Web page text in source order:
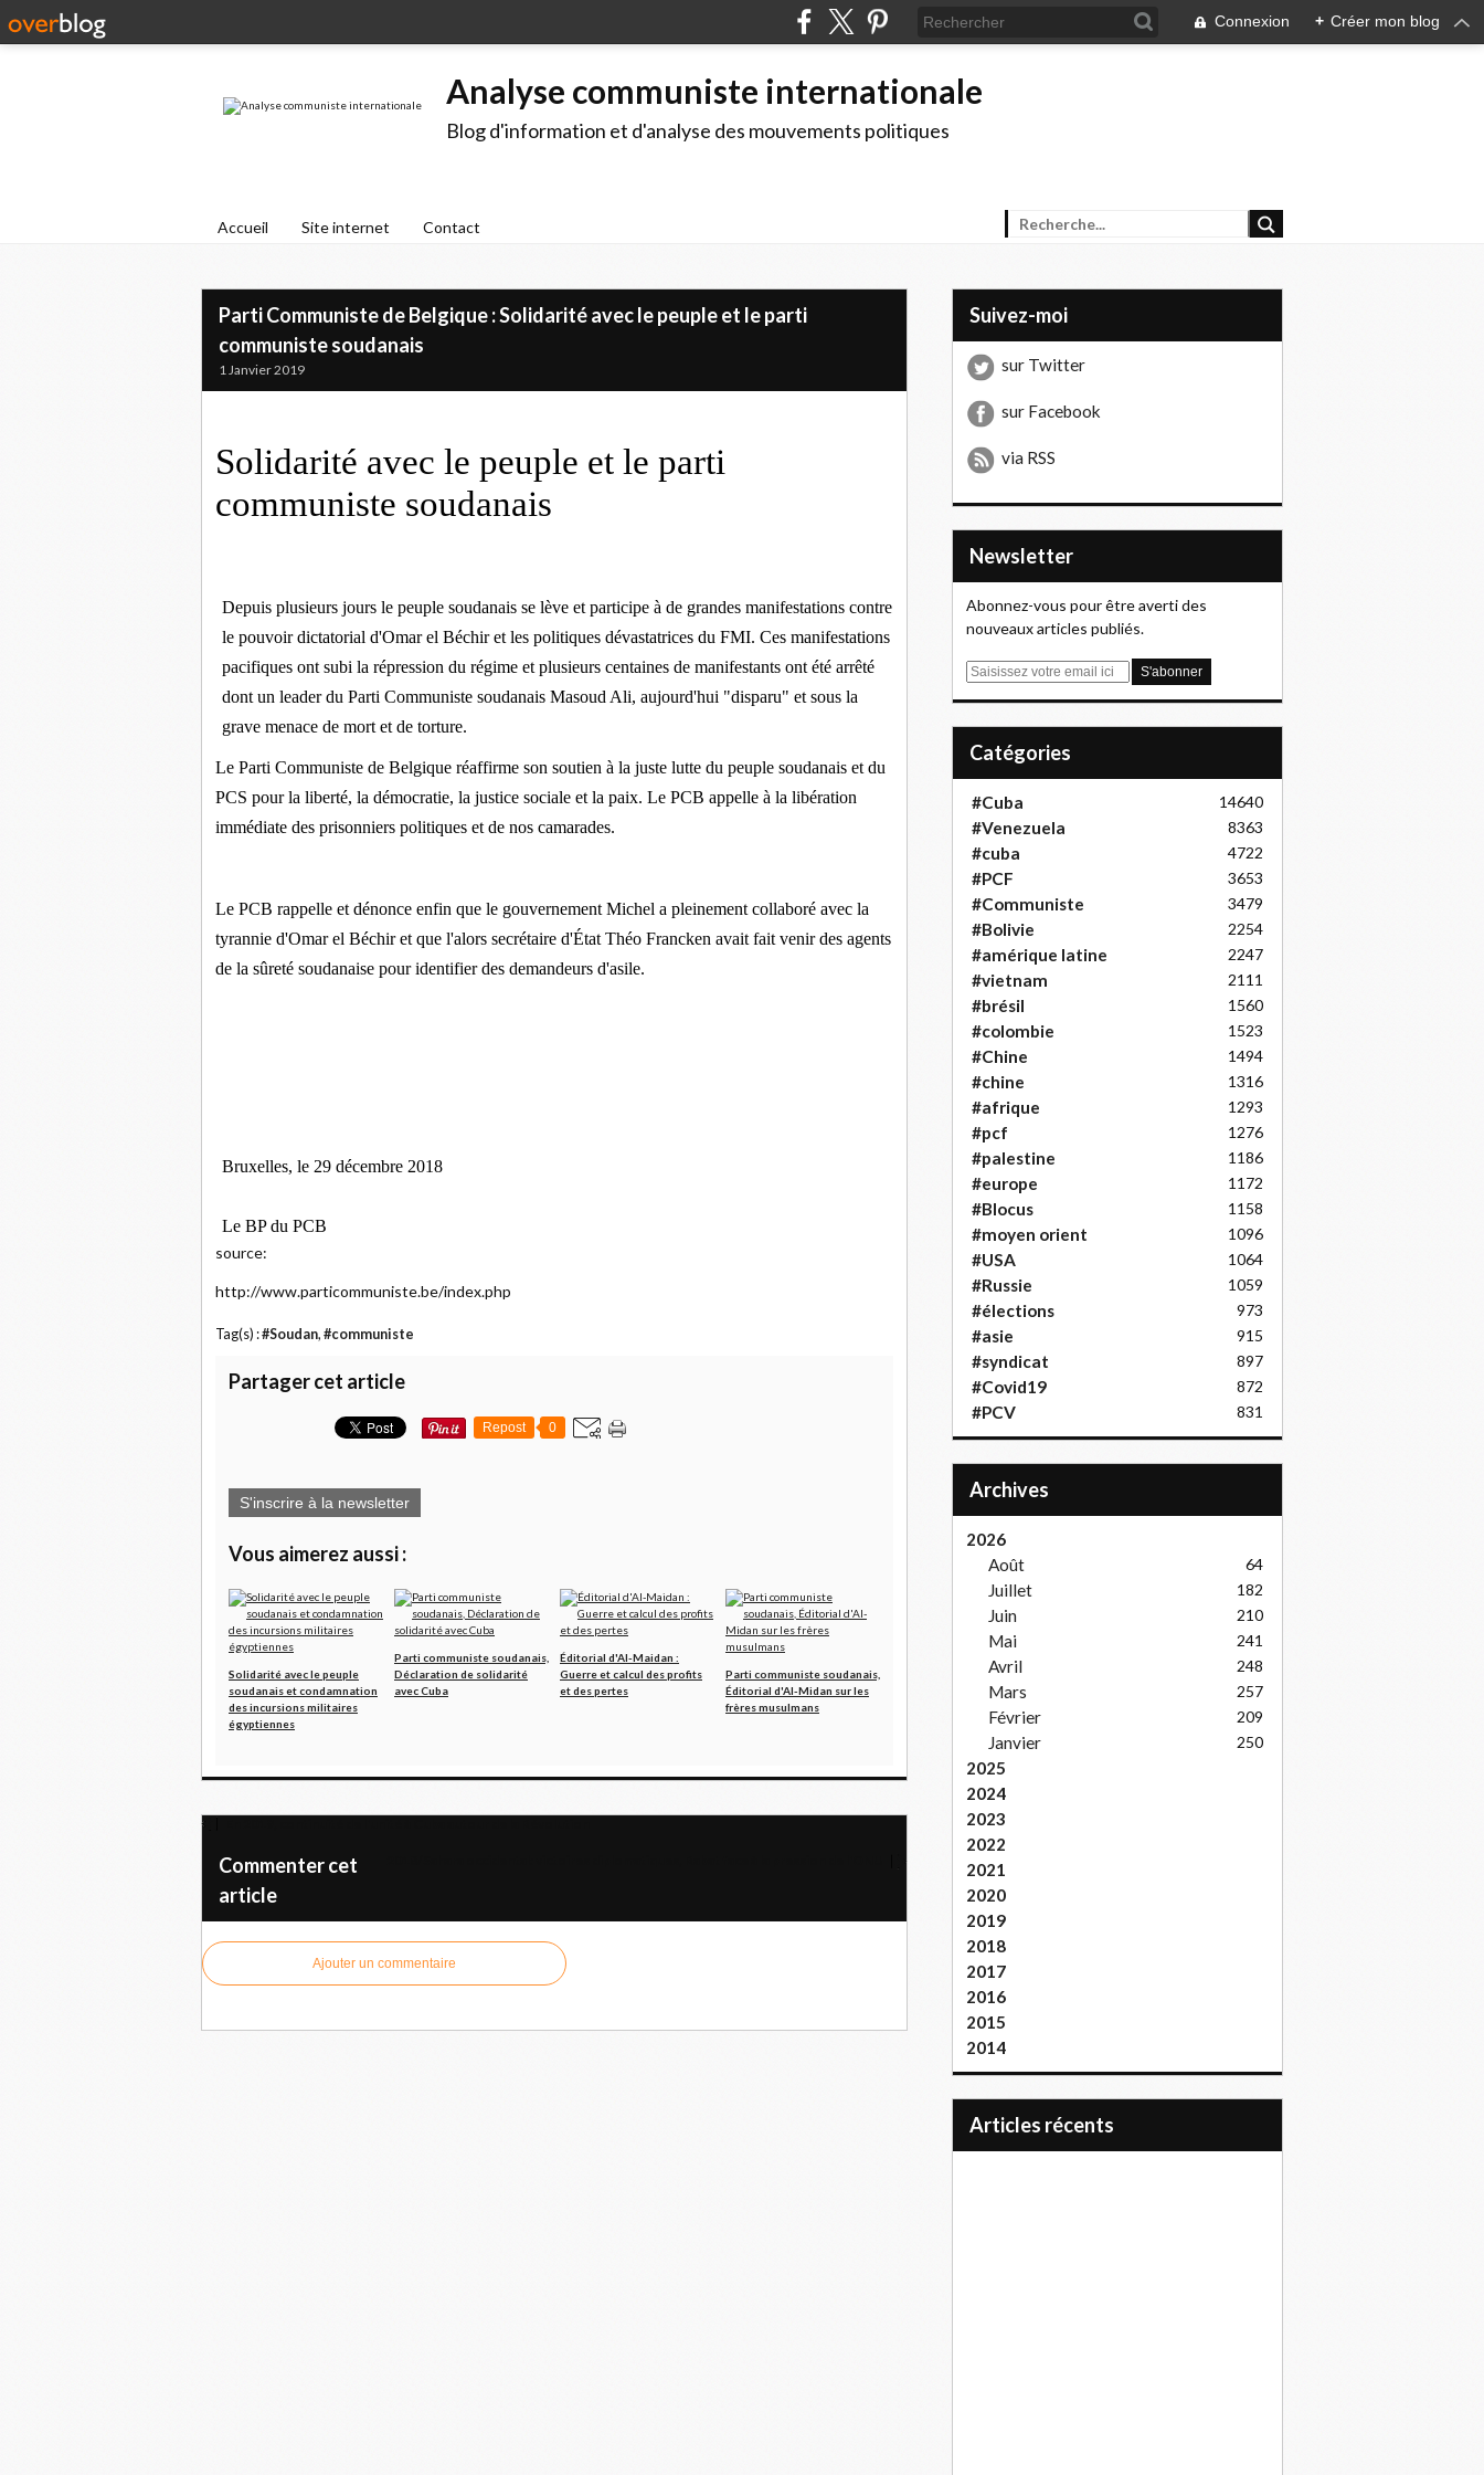
Connexion + Créer mon blog
Analyse communiste internationale
Blog d'information et d'analyse des mouvements politiques
Accueil Site internet Contact
Parti Communiste de Belgique : Solidarité avec le peuple et le parti
communiste soudanais
1 Janvier 2019
Solidarité avec le peuple et le parti
communiste soudanais
Depuis plusieurs jours le peuple soudanais se lève et participe à de grandes manifestations contre
le pouvoir dictatorial d'Omar el Béchir et les politiques dévastatrices du FMI. Ces manifestations
pacifiques ont subi la répression du régime et plusieurs centaines de manifestants ont été arrêté
dont un leader du Parti Communiste soudanais Masoud Ali, aujourd'hui "disparu" et sous la
grave menace de mort et de torture.
Le Parti Communiste de Belgique réaffirme son soutien à la juste lutte du peuple soudanais et du
PCS pour la liberté, la démocratie, la justice sociale et la paix. Le PCB appelle à la libération
immédiate des prisonniers politiques et de nos camarades.
Le PCB rappelle et dénonce enfin que le gouvernement Michel a pleinement collaboré avec la
tyrannie d'Omar el Béchir et que l'alors secrétaire d'État Théo Francken avait fait venir des agents
de la sûreté soudanaise pour identifier des demandeurs d'asile.
Bruxelles, le 29 décembre 2018
Le BP du PCB
source:
http://www.particommuniste.be/index.php
Tag(s) :#Soudan, #communiste
Partager cet article
Repost 0
S'inscrire à la newsletter
Vous aimerez aussi :
Solidarité avec le peuple
soudanais et condamnation
des incursions militaires
égyptiennes
Parti communiste soudanais,
Déclaration de solidarité
avec Cuba
Éditorial d'Al-Maidan :
Guerre et calcul des profits
et des pertes
Parti communiste soudanais,
Éditorial d'Al-Midan sur les
frères musulmans
Commenter cet
article
Ajouter un commentaire
Suivez-moi
sur Twitter
sur Facebook
via RSS
Newsletter
Abonnez-vous pour être averti des
nouveaux articles publiés.
E
Catégories
#Cuba 14640
#Venezuela 8363
#cuba 4722
#PCF 3653
#Communiste 3479
#Bolivie 2254
#amérique latine 2247
#vietnam 2111
#brésil 1560
#colombie 1523
#Chine 1494
#chine 1316
#afrique 1293
#pcf 1276
#palestine 1186
#europe 1172
#Blocus 1158
#moyen orient 1096
#USA 1064
#Russie 1059
#élections 973
#asie 915
#syndicat 897
#Covid19 872
#PCV 831
Archives
2026
Août
64
Juillet 182
Juin 210
Mai 241
Avril 248
Mars 257
Février 209
Janvier 250
2025
2024
2023
2022
2021
2020
2019
2018
2017
2016
2015
2014
articles récents